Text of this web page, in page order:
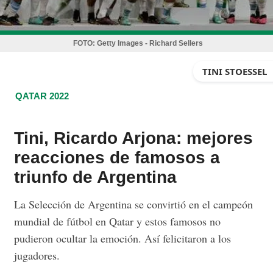
FOTO: Getty Images - Richard Sellers
TINI STOESSEL
QATAR 2022
Tini, Ricardo Arjona: mejores
reacciones de famosos a
triunfo de Argentina
La Selección de Argentina se convirtió en el campeón
mundial de fútbol en Qatar y estos famosos no
pudieron ocultar la emoción. Así felicitaron a los
jugadores.